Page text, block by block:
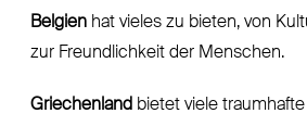
Belgienhat vieles zu bieten, von
zur Freundlichkeit der Menschen.
Griechenland bietet viele